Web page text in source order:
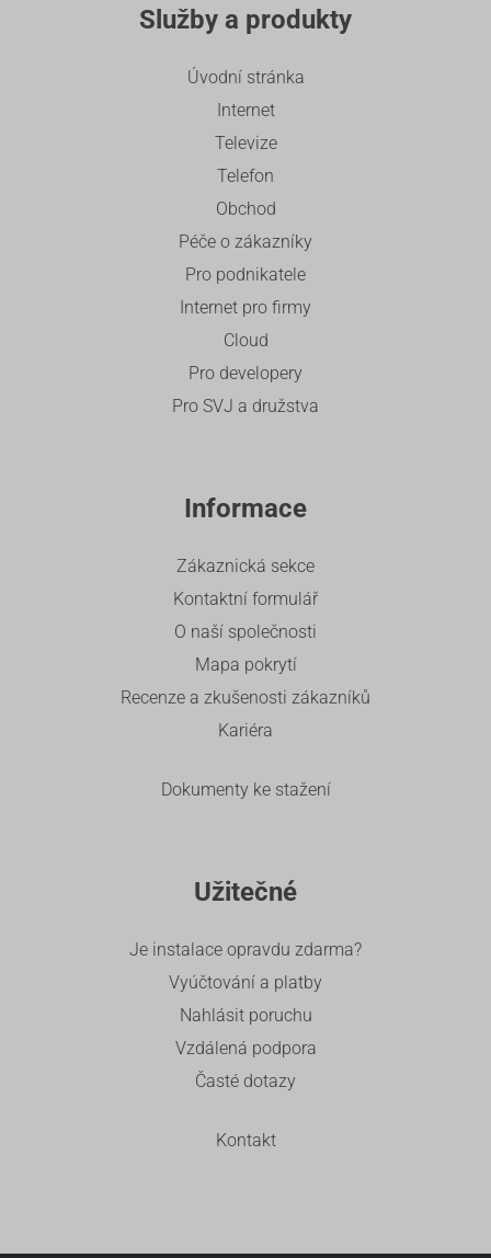
Služby a produkty
Úvodní stránka
Internet
Televize
Telefon
Obchod
Péče o zákazníky
Pro podnikatele
Internet pro firmy
Cloud
Pro developery
Pro SVJ a družstva
Informace
Zákaznická sekce
Kontaktní formulář
O naší společnosti
Mapa pokrytí
Recenze a zkušenosti zákazníků
Kariéra
Dokumenty ke stažení
Užitečné
Je instalace opravdu zdarma?
Vyúčtování a platby
Nahlásit poruchu
Vzdálená podpora
Časté dotazy
Kontakt